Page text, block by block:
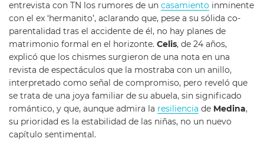
entrevista con TN los rumores de un casamiento inminente
con el ex ‘hermanito’, aclarando que, pese a su sólida co-
parentalidad tras el accidente de él, no hay planes de
matrimonio formal en el horizonte. Celis, de 24 años,
explicó que los chismes surgieron de una nota en una
revista de espectáculos que la mostraba con un anillo,
interpretado como señal de compromiso, pero reveló que
se trata de una joya familiar de su abuela, sin significado
romántico, y que, aunque admira la resiliencia de Medina,
su prioridad es la estabilidad de las niñas, no un nuevo
capítulo sentimental.